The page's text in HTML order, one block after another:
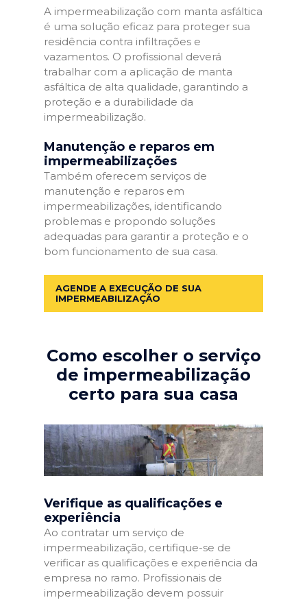
A impermeabilização com manta asfáltica
é uma solução eficaz para proteger sua
residência contra infiltrações e
vazamentos. O profissional deverá
trabalhar com a aplicação de manta
asfáltica de alta qualidade, garantindo a
proteção e a durabilidade da
impermeabilização.
Manutenção e reparos em
impermeabilizações
Também oferecem serviços de
manutenção e reparos em
impermeabilizações, identificando
problemas e propondo soluções
adequadas para garantir a proteção e o
bom funcionamento de sua casa.
AGENDE A EXECUÇÃO DE SUA
IMPERMEABILIZAÇÃO
Como escolher o serviço
de impermeabilização
certo para sua casa
Verifique as qualificações e
experiência
Ao contratar um serviço de
impermeabilização, certifique-se de
verificar as qualificações e experiência da
empresa no ramo. Profissionais de
impermeabilização devem possuir